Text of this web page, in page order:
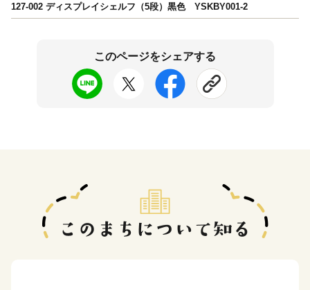
127-002 ディスプレイシェルフ（5段）黒色 YSKBY001-2
このページをシェアする